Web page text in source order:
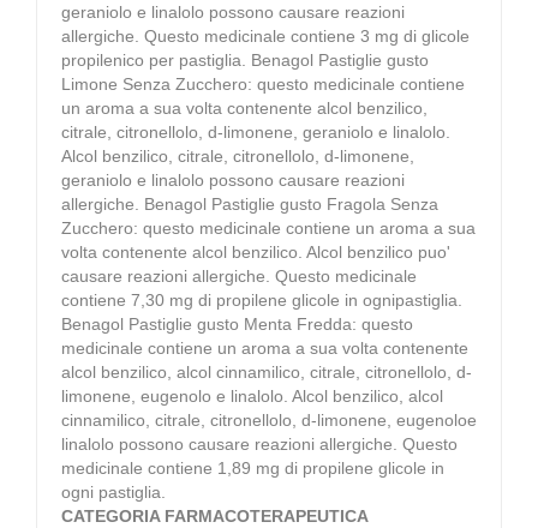
geraniolo e linalolo possono causare reazioni
allergiche. Questo medicinale contiene 3 mg di glicole
propilenico per pastiglia. Benagol Pastiglie gusto
Limone Senza Zucchero: questo medicinale contiene
un aroma a sua volta contenente alcol benzilico,
citrale, citronellolo, d-limonene, geraniolo e linalolo.
Alcol benzilico, citrale, citronellolo, d-limonene,
geraniolo e linalolo possono causare reazioni
allergiche. Benagol Pastiglie gusto Fragola Senza
Zucchero: questo medicinale contiene un aroma a sua
volta contenente alcol benzilico. Alcol benzilico puo'
causare reazioni allergiche. Questo medicinale
contiene 7,30 mg di propilene glicole in ognipastiglia.
Benagol Pastiglie gusto Menta Fredda: questo
medicinale contiene un aroma a sua volta contenente
alcol benzilico, alcol cinnamilico, citrale, citronellolo, d-
limonene, eugenolo e linalolo. Alcol benzilico, alcol
cinnamilico, citrale, citronellolo, d-limonene, eugenoloe
linalolo possono causare reazioni allergiche. Questo
medicinale contiene 1,89 mg di propilene glicole in
ogni pastiglia.
CATEGORIA FARMACOTERAPEUTICA